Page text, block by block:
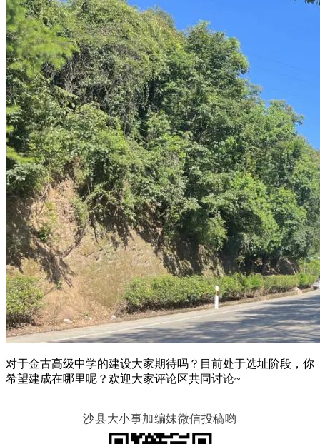
对于金古高级中学的建设大家期待吗？目前处于选址阶段，你
希望建成在哪里呢？欢迎大家评论区共同讨论~
沙县大小事加编妹微信投稿哟